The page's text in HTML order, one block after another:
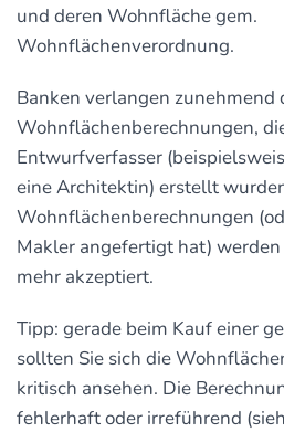
und deren Wohnfläche gem.
Wohnflächenverordnung.
Banken verlangen zunehmend
Wohnflächenberechnungen,
Entwurfverfasser
eine Architektin) erstellt
Wohnflächenberechnungen
Makler angefertigt hat)
mehr akzeptiert.
Tipp: gerade beim Kauf einer
sollten Sie sich die
kritisch ansehen. Die
fehlerhaft oder irreführend